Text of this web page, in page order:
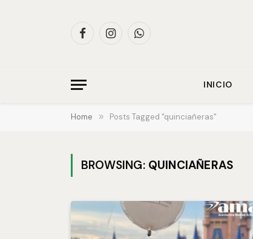
FacebookInstagramWhatsApp
INICIO
Home » Posts Tagged "quinciañeras"
BROWSING: QUINCIAÑERAS